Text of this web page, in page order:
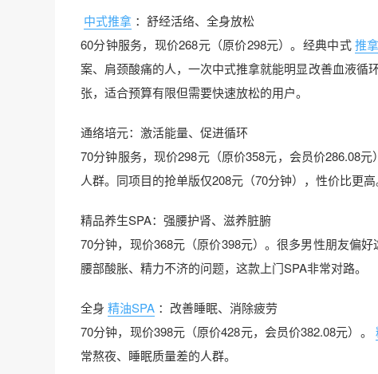
中式推拿 ：舒经活络、全身放松
60分钟服务，现价268元（原价298元）。经典中式推拿
案、肩颈酸痛的人，一次中式推拿就能明显改善血液循
张，适合预算有限但需要快速放松的用户。
通络培元：激活能量、促进循环
70分钟服务，现价298元（原价358元，会员价286.08
人群。同项目的抢单版仅208元（70分钟），性价比更高
精品养生SPA：强腰护肾、滋养脏腑
70分钟，现价368元（原价398元）。很多男性朋友偏
腰部酸胀、精力不济的问题，这款上门SPA非常对路。
全身 精油SPA ：改善睡眠、消除疲劳
70分钟，现价398元（原价428元，会员价382.08元）。
常熬夜、睡眠质量差的人群。